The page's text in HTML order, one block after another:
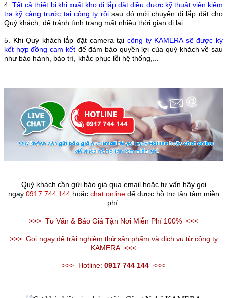
4.Tất cả thiết bị khi xuất kho đi lắp đặt điều được kỹ thuật viên kiểm
tra kỹ càng trước tại công ty rồisau đó mới chuyển đi lắp đặt cho
Quý khách, để tránh tình trạng mất nhiều thời gian đi lại.
5. Khi Quý khách lắp đặt camera tại công ty KAMERA sẽ được ký
kết hợp đồngcam kếtđể đảm bảo quyền lợi của quý khách về sau
như bảo hành, bảo trì, khắc phục lỗi hệ thống,...
Quý khách cần gửi báo giá qua email hoặc tư vấn hãy gọi
ngay 0917.744.144 hoặc chat online để được hỗ trợ tận tâm miễn
phí.
>>> Tư Vấn & Báo Giá Tận Nơi Miễn Phí 100% <<<
>>> Gọi ngay để trải nghiệm thử sản phẩm và dịch vụ từ công ty
KAMERA <<<
>>> Hotline: 0917 744 144 <<<